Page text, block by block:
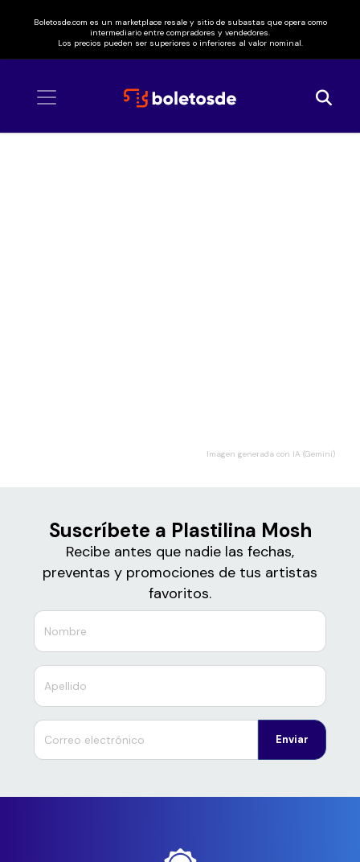
Boletosde.com es un marketplace resale y sitio de subastas que opera como
intermediario entre compradores y vendedores.
Los precios pueden ser superiores o inferiores al valor nominal.
Imagen generada con IA (Gemini)
Suscríbete a Plastilina Mosh
Recibe antes que nadie las fechas,
preventas y promociones de tus artistas
favoritos.
Enviar